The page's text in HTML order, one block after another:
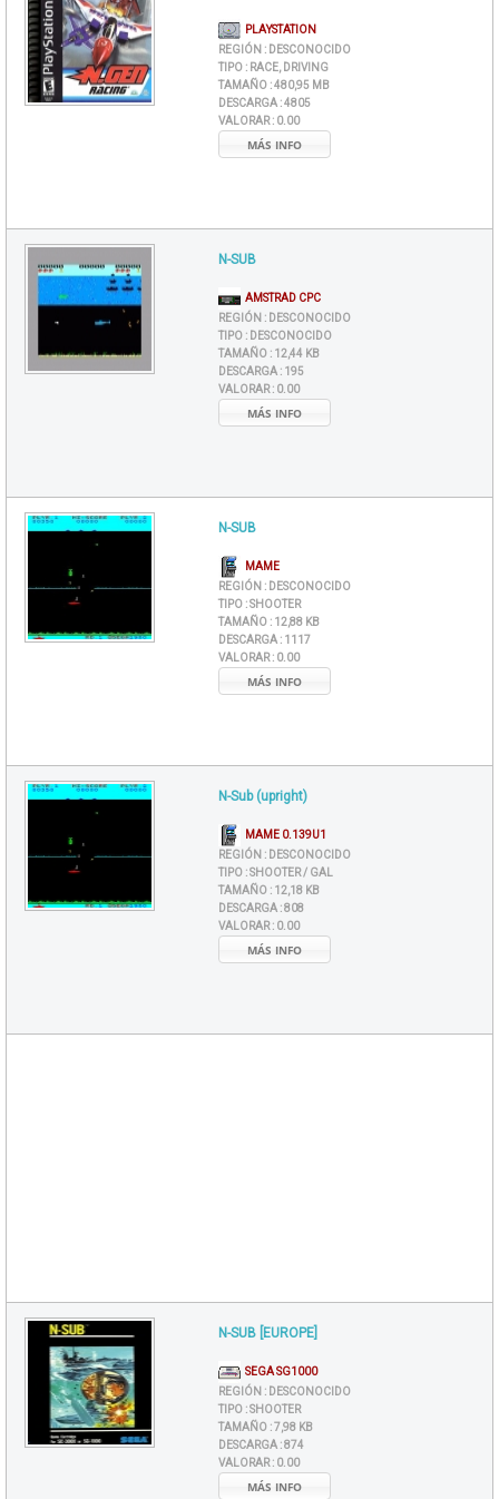
PLAYSTATION
REGIÓN : DESCONOCIDO
TIPO : RACE, DRIVING
TAMAÑO :480,95 MB
DESCARGA :4805
VALORAR : 0.00
MÁS INFO
N-SUB
AMSTRAD CPC
REGIÓN : DESCONOCIDO
TIPO : DESCONOCIDO
TAMAÑO : 12,44 KB
DESCARGA : 195
VALORAR : 0.00
MÁS INFO
N-SUB
MAME
REGIÓN : DESCONOCIDO
TIPO :SHOOTER
TAMAÑO : 12,88 KB
DESCARGA : 1117
VALORAR : 0.00
MÁS INFO
N-Sub (upright)
MAME 0.139U1
REGIÓN : DESCONOCIDO
TIPO :SHOOTER / GAL
TAMAÑO : 12,18 KB
DESCARGA :808
VALORAR : 0.00
MÁS INFO
N-SUB [EUROPE]
SEGA SG1000
REGIÓN : DESCONOCIDO
TIPO :SHOOTER
TAMAÑO :7,98 KB
DESCARGA :874
VALORAR : 0.00
MÁS INFO